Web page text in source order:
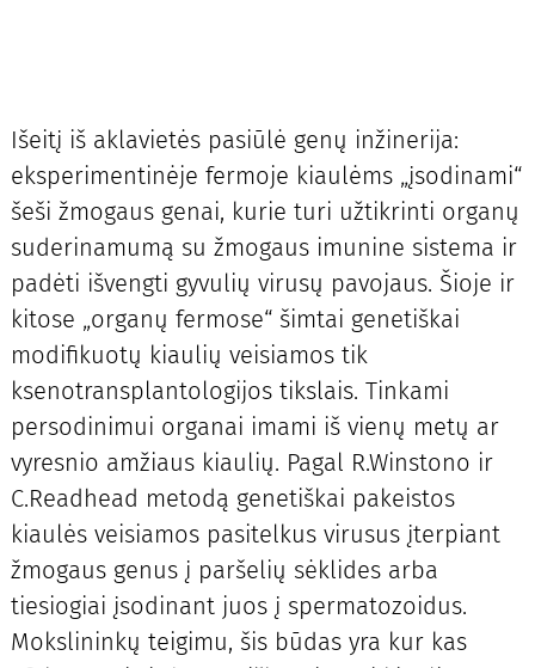
Išeitį iš aklavietės pasiūlė genų inžinerija:
eksperimentinėje fermoje kiaulėms „įsodinami“
šeši žmogaus genai, kurie turi užtikrinti organų
suderinamumą su žmogaus imunine sistema ir
padėti išvengti gyvulių virusų pavojaus. Šioje ir
kitose „organų fermose“ šimtai genetiškai
modifikuotų kiaulių veisiamos tik
ksenotransplantologijos tikslais. Tinkami
persodinimui organai imami iš vienų metų ar
vyresnio amžiaus kiaulių. Pagal R.Winstono ir
C.Readhead metodą genetiškai pakeistos
kiaulės veisiamos pasitelkus virusus įterpiant
žmogaus genus į paršelių sėklides arba
tiesiogiai įsodinant juos į spermatozoidus.
Mokslininkų teigimu, šis būdas yra kur kas